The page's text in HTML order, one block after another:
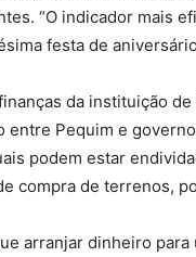
“O indicador mais
festa de
da instituição
entre Pequim e
podem estar
compra de terrenos,
arranjar dinheiro